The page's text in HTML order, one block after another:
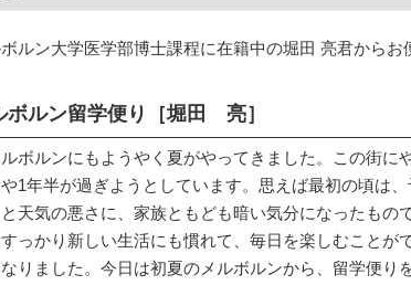
ボルン大学医学部博士課程に在籍中の堀田 亮君からお
ボルン留学便り［堀田 亮］
ボルンにもようやく夏がやってきました。この街に
1年半が過ぎようとしています。思えば最初の頃は
天気の悪さに、家族ともども暗い気分になったもの
っかり新しい生活にも慣れて、毎日を楽しむことが
りました。今日は初夏のメルボルンから、留学便り